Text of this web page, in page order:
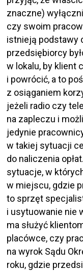
znaczne)
czy swoim
istnieją podstawy
przedsiębiorcy
w lokalu, by klient
i powrócić, a to
z osiąganiem
jeżeli radio czy
na zapleczu i
jedynie
w takiej sytuacji
do naliczenia
sytuacje, w
w miejscu, gdzie
to sprzęt
i usytuowanie nie
ma służyć
placówce, czy
na wyrok Sądu
roku, gdzie